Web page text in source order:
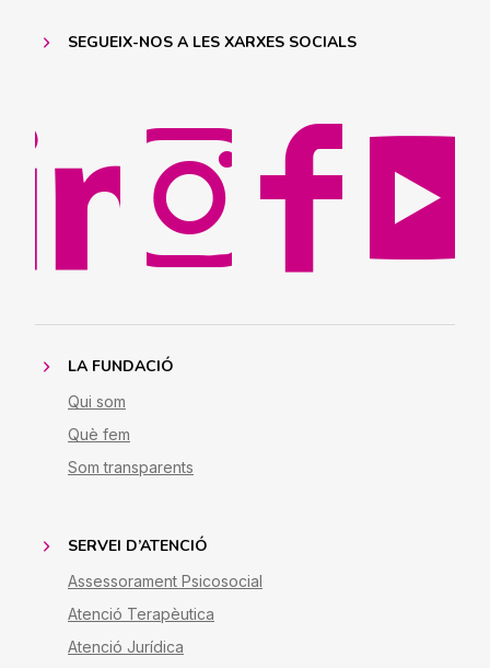
SEGUEIX-NOS A LES XARXES SOCIALS
LA FUNDACIÓ
Qui som
Què fem
Som transparents
SERVEI D’ATENCIÓ
Assessorament Psicosocial
Atenció Terapèutica
Atenció Jurídica